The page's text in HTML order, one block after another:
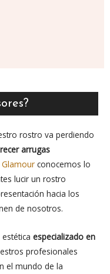
rostro va perdiendo
arrugas
Glamour conocemos lo
lucir un rostro
hacia los
de nosotros.
especializado en
profesionales
el mundo de la